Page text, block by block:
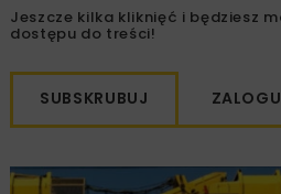
Jeszcze kilka kliknięć i będziesz
dostępu do treści!
SUBSKRUBUJ